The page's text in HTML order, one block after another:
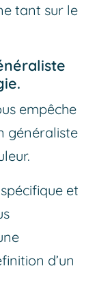
tant sur le
empêche
généraliste
et
d’un